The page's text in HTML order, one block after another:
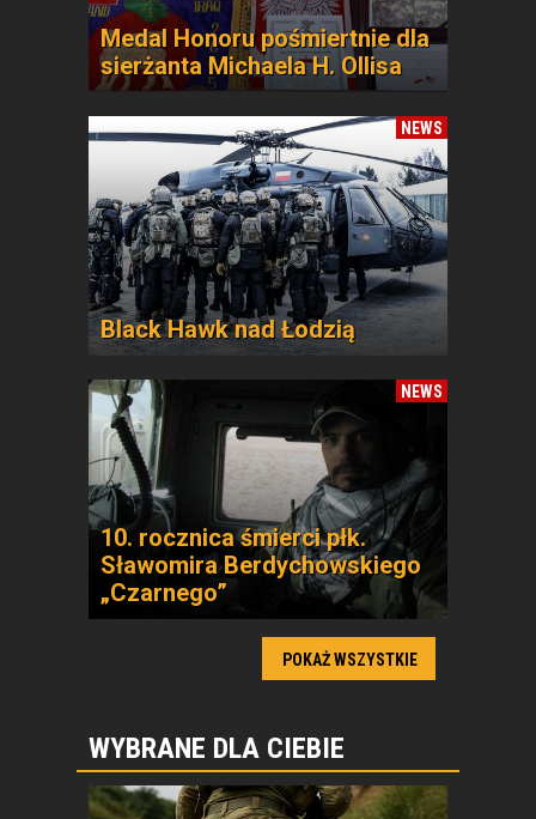
Medal Honoru pośmiertnie dla
sierżanta Michaela H. Ollisa
NEWS
Black Hawk nad Łodzią
NEWS
10. rocznica śmierci płk.
Sławomira Berdychowskiego
„Czarnego”
POKAŻ WSZYSTKIE
WYBRANE DLA CIEBIE